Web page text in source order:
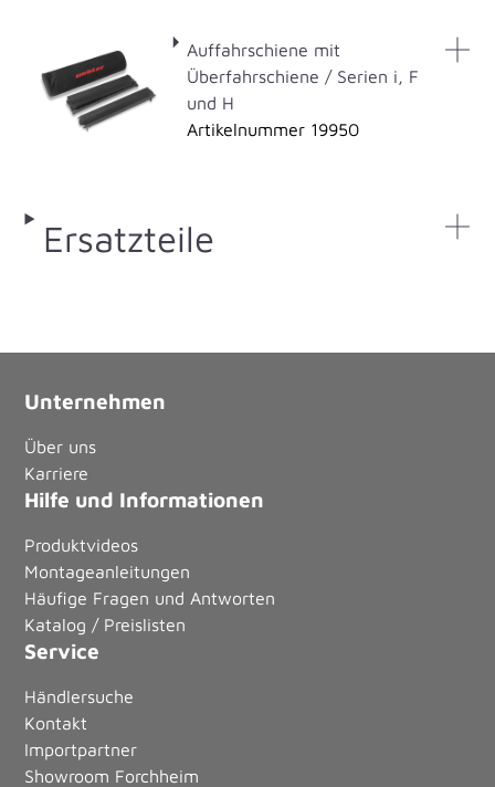
Auffahrschiene mit
Überfahrschiene / Serien i, F
und H
Artikelnummer 19950
Ersatzteile
Unternehmen
Über uns
Karriere
Hilfe und Informationen
Produktvideos
Montageanleitungen
Häufige Fragen und Antworten
Katalog / Preislisten
Service
Händlersuche
Kontakt
Importpartner
Showroom Forchheim